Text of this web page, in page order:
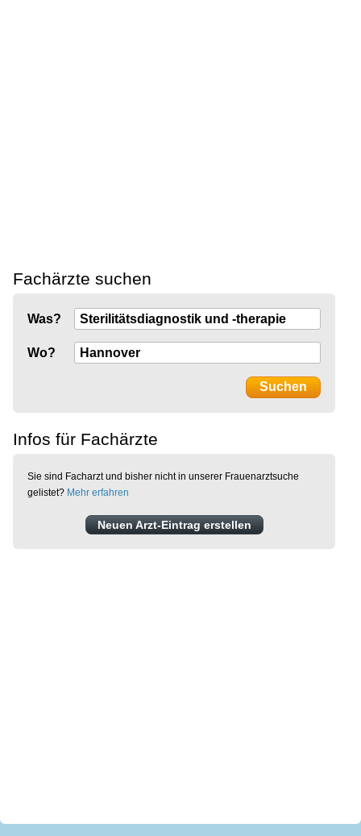
Fachärzte suchen
Was?
Wo?
Infos für Fachärzte
Sie sind Facharzt und bisher nicht in unserer Frauenarztsuche
gelistet? Mehr erfahren
Neuen Arzt-Eintrag erstellen